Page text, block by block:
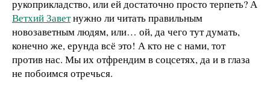
рукоприкладство, или ей достаточно просто терпеть? А
Ветхий Заветнужно ли читать правильным
новозаветным людям, или… ой, да чего тут думать,
конечно же, ерунда всё это! А кто не с нами, тот
против нас. Мы их отфрендим в соцсетях, да и в глаза
не побоимся отречься.